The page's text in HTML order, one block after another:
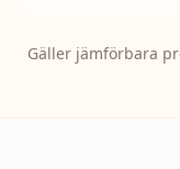
Gäller jämförbara